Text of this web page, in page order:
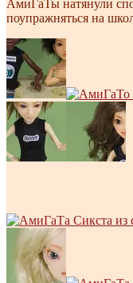
АмиГаТы натянули
поупражняться на